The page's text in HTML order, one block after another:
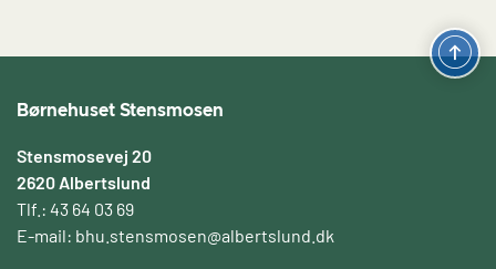
Børnehuset Stensmosen
Stensmosevej 20
2620 Albertslund
Tlf.: 43 64 03 69
E-mail: bhu.stensmosen@albertslund.dk